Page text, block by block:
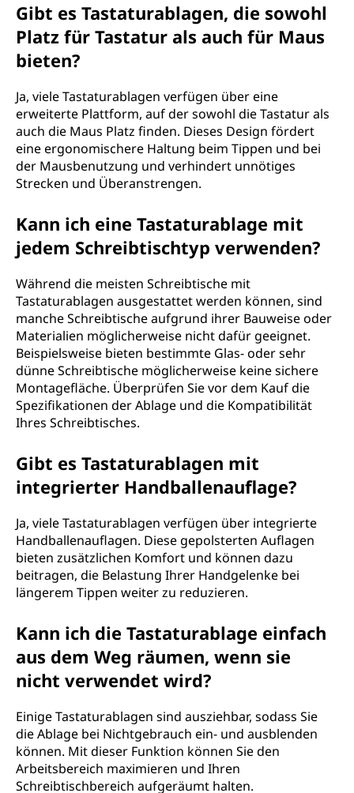
Gibt es Tastaturablagen, die sowohl
Platz für Tastatur als auch für Maus
bieten?
Ja, viele Tastaturablagen verfügen über eine
erweiterte Plattform, auf der sowohl die Tastatur als
auch die Maus Platz finden. Dieses Design fördert
eine ergonomischere Haltung beim Tippen und bei
der Mausbenutzung und verhindert unnötiges
Strecken und Überanstrengen.
Kann ich eine Tastaturablage mit
jedem Schreibtischtyp verwenden?
Während die meisten Schreibtische mit
Tastaturablagen ausgestattet werden können, sind
manche Schreibtische aufgrund ihrer Bauweise oder
Materialien möglicherweise nicht dafür geeignet.
Beispielsweise bieten bestimmte Glas- oder sehr
dünne Schreibtische möglicherweise keine sichere
Montagefläche. Überprüfen Sie vor dem Kauf die
Spezifikationen der Ablage und die Kompatibilität
Ihres Schreibtisches.
Gibt es Tastaturablagen mit
integrierter Handballenauflage?
Ja, viele Tastaturablagen verfügen über integrierte
Handballenauflagen. Diese gepolsterten Auflagen
bieten zusätzlichen Komfort und können dazu
beitragen, die Belastung Ihrer Handgelenke bei
längerem Tippen weiter zu reduzieren.
Kann ich die Tastaturablage einfach
aus dem Weg räumen, wenn sie
nicht verwendet wird?
Einige Tastaturablagen sind ausziehbar, sodass Sie
die Ablage bei Nichtgebrauch ein- und ausblenden
können. Mit dieser Funktion können Sie den
Arbeitsbereich maximieren und Ihren
Schreibtischbereich aufgeräumt halten.